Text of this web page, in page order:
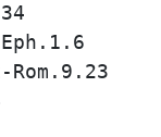
Rom.9.23